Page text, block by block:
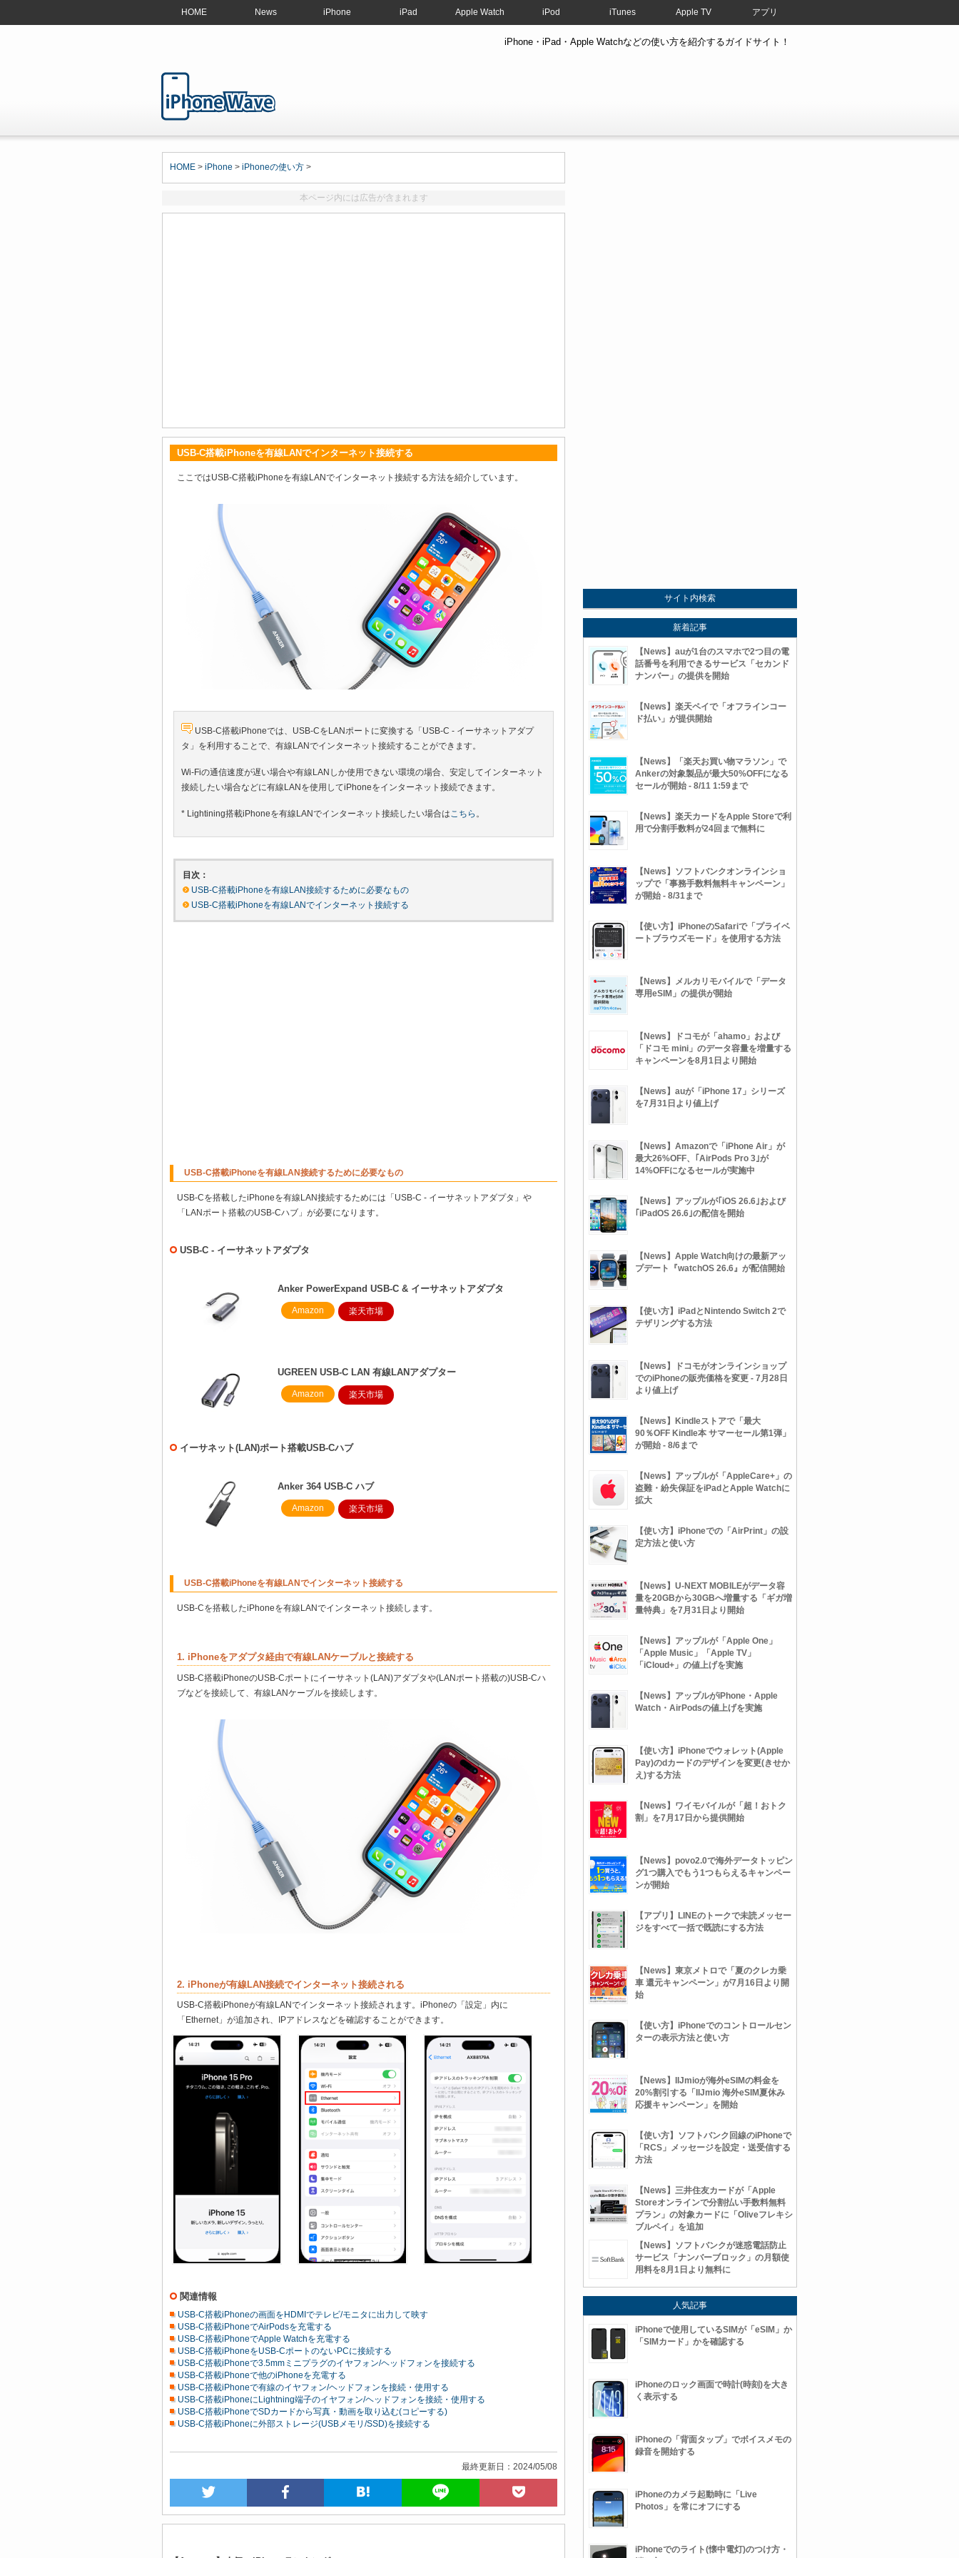
HOME News iPhone iPad Apple Watch iPod iTunes Apple TV アプリ
iPhone・iPad・Apple Watchなどの使い方を紹介するガイドサイト！
HOME > iPhone > iPhoneの使い方 >
本ページ内には広告が含まれます
USB-C搭載iPhoneを有線LANでインターネット接続する
ここではUSB-C搭載iPhoneを有線LANでインターネット接続する方法を紹介しています。
USB-C搭載iPhoneでは、USB-CをLANポートに変換する「USB-C - イーサネットアダプ
タ」を利用することで、有線LANでインターネット接続することができます。
Wi-Fiの通信速度が遅い場合や有線LANしか使用できない環境の場合、安定してインターネット
接続したい場合などに有線LANを使用してiPhoneをインターネット接続できます。
* Lightining搭載iPhoneを有線LANでインターネット接続したい場合はこちら 。
目次：
USB-C搭載iPhoneを有線LAN接続するために必要なもの
USB-C搭載iPhoneを有線LANでインターネット接続する
USB-C搭載iPhoneを有線LAN接続するために必要なもの
USB-Cを搭載したiPhoneを有線LAN接続するためには「USB-C - イーサネットアダプタ」や
「LANポート搭載のUSB-Cハブ」が必要になります。
USB-C - イーサネットアダプタ
Anker PowerExpand USB-C & イーサネットアダプタ
Amazon 楽天市場
UGREEN USB-C LAN 有線LANアダプター
Amazon 楽天市場
イーサネット(LAN)ポート搭載USB-Cハブ
Anker 364 USB-C ハブ
Amazon 楽天市場
USB-C搭載iPhoneを有線LANでインターネット接続する
USB-Cを搭載したiPhoneを有線LANでインターネット接続します。
1. iPhoneをアダプタ経由で有線LANケーブルと接続する
USB-C搭載iPhoneのUSB-Cポートにイーサネット(LAN)アダプタや(LANポート搭載の)USB-Cハ
ブなどを接続して、有線LANケーブルを接続します。
2. iPhoneが有線LAN接続でインターネット接続される
USB-C搭載iPhoneが有線LANでインターネット接続されます。iPhoneの「設定」内に
「Ethernet」が追加され、IPアドレスなどを確認することができます。
関連情報
USB-C搭載iPhoneの画面をHDMIでテレビ/モニタに出力して映す
USB-C搭載iPhoneでAirPodsを充電する
USB-C搭載iPhoneでApple Watchを充電する
USB-C搭載iPhoneをUSB-CポートのないPCに接続する
USB-C搭載iPhoneで3.5mmミニプラグのイヤフォン/ヘッドフォンを接続する
USB-C搭載iPhoneで他のiPhoneを充電する
USB-C搭載iPhoneで有線のイヤフォン/ヘッドフォンを接続・使用する
USB-C搭載iPhoneにLightning端子のイヤフォン/ヘッドフォンを接続・使用する
USB-C搭載iPhoneでSDカードから写真・動画を取り込む(コピーする)
USB-C搭載iPhoneに外部ストレージ(USBメモリ/SSD)を接続する
最終更新日：2024/05/08
サイト内検索
新着記事
【News】auが1台のスマホで2つ目の電
話番号を利用できるサービス「セカンド
ナンバー」の提供を開始
【News】楽天ペイで「オフラインコー
ド払い」が提供開始
【News】「楽天お買い物マラソン」で
Ankerの対象製品が最大50%OFFになる
セールが開始 - 8/11 1:59まで
【News】楽天カードをApple Storeで利
用で分割手数料が24回まで無料に
【News】ソフトバンクオンラインショ
ップで「事務手数料無料キャンペーン」
が開始 - 8/31まで
【使い方】iPhoneのSafariで「プライベ
ートブラウズモード」を使用する方法
【News】メルカリモバイルで「データ
専用eSIM」の提供が開始
【News】ドコモが「ahamo」および
「ドコモ mini」のデータ容量を増量する
キャンペーンを8月1日より開始
【News】auが「iPhone 17」シリーズ
を7月31日より値上げ
【News】Amazonで「iPhone Air」が
最大26%OFF、｢AirPods Pro 3｣が
14%OFFになるセールが実施中
【News】アップルが｢iOS 26.6｣および
｢iPadOS 26.6｣の配信を開始
【News】Apple Watch向けの最新アッ
プデート『watchOS 26.6』が配信開始
【使い方】iPadとNintendo Switch 2で
テザリングする方法
【News】ドコモがオンラインショップ
でのiPhoneの販売価格を変更 - 7月28日
より値上げ
【News】Kindleストアで「最大
90％OFF Kindle本 サマーセール第1弾」
が開始 - 8/6まで
【News】アップルが「AppleCare+」の
盗難・紛失保証をiPadとApple Watchに
拡大
【使い方】iPhoneでの「AirPrint」の設
定方法と使い方
【News】U-NEXT MOBILEがデータ容
量を20GBから30GBへ増量する「ギガ増
量特典」を7月31日より開始
【News】アップルが「Apple One」
「Apple Music」「Apple TV」
「iCloud+」の値上げを実施
【News】アップルがiPhone・Apple
Watch・AirPodsの値上げを実施
【使い方】iPhoneでウォレット(Apple
Pay)のdカードのデザインを変更(きせか
え)する方法
【News】ワイモバイルが「超！おトク
割」を7月17日から提供開始
【News】povo2.0で海外データトッピン
グ1つ購入でもう1つもらえるキャンペー
ンが開始
【アプリ】LINEのトークで未読メッセー
ジをすべて一括で既読にする方法
【News】東京メトロで「夏のクレカ乗
車 還元キャンペーン」が7月16日より開
始
【使い方】iPhoneでのコントロールセン
ターの表示方法と使い方
【News】IIJmioが海外eSIMの料金を
20%割引する「IIJmio 海外eSIM夏休み
応援キャンペーン」を開始
【使い方】ソフトバンク回線のiPhoneで
「RCS」メッセージを設定・送受信する
方法
【News】三井住友カードが「Apple
Storeオンラインで分割払い手数料無料
プラン」の対象カードに「Oliveフレキシ
ブルペイ」を追加
【News】ソフトバンクが迷惑電話防止
サービス「ナンバーブロック」の月額使
用料を8月1日より無料に
人気記事
iPhoneで使用しているSIMが「eSIM」か
「SIMカード」かを確認する
iPhoneのロック画面で時計(時刻)を大き
く表示する
iPhoneの「背面タップ」でボイスメモの
録音を開始する
iPhoneのカメラ起動時に「Live
Photos」を常にオフにする
iPhoneでのライト(懐中電灯)のつけ方・